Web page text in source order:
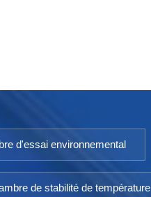
d'essai environnemental
de stabilité de température